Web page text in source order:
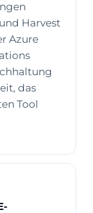
Harvest
Azure
das
Tool